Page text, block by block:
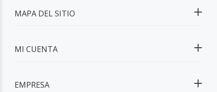
MAPA DEL SITIO
MI CUENTA
EMPRESA